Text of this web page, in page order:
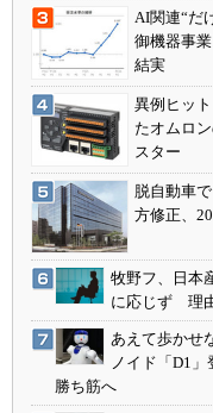
AI関連“だ
御機器事
結実
異例ヒッ
たオムロ
スター
脱自動車
方修正、
牧野フ、日本
に応じず 理
あえて歩かせ
ノイド「D1
勝ち筋へ